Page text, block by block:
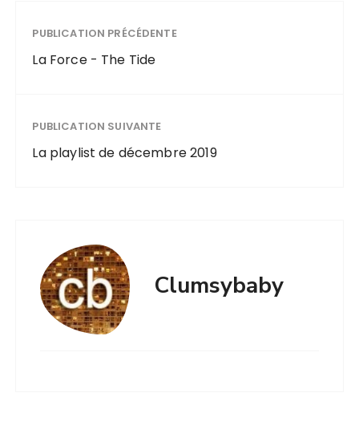
PUBLICATION PRÉCÉDENTE
La Force - The Tide
PUBLICATION SUIVANTE
La playlist de décembre 2019
Clumsybaby